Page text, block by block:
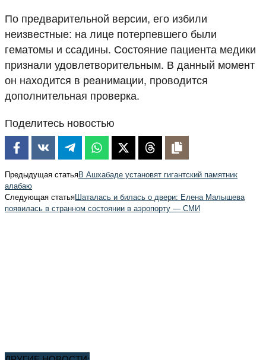
По предварительной версии, его избили
неизвестные: на лице потерпевшего были
гематомы и ссадины. Состояние пациента медики
признали удовлетворительным. В данный момент
он находится в реанимации, проводится
дополнительная проверка.
Поделитесь новостью
Предыдущая статьяВ Ашхабаде установят гигантский памятник
алабаю
Следующая статьяШаталась и билась о двери: Елена Малышева
появилась в странном состоянии в аэропорту — СМИ